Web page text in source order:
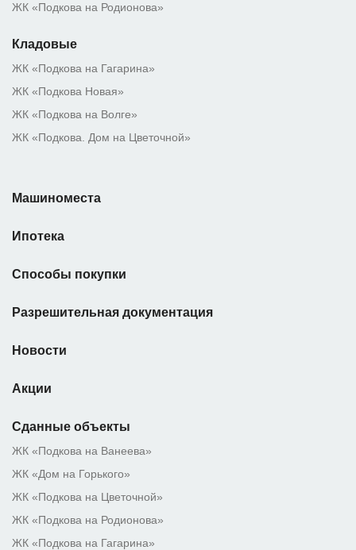
ЖК «Подкова на Родионова»
Кладовые
ЖК «Подкова на Гагарина»
ЖК «Подкова Новая»
ЖК «Подкова на Волге»
ЖК «Подкова. Дом на Цветочной»
Машиноместа
Ипотека
Способы покупки
Разрешительная документация
Новости
Акции
Сданные объекты
ЖК «Подкова на Ванеева»
ЖК «Дом на Горького»
ЖК «Подкова на Цветочной»
ЖК «Подкова на Родионова»
ЖК «Подкова на Гагарина»